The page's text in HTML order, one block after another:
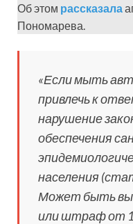
Об этом рассказала
Пономарева.
«Если мыть
привлечь к
нарушение
обеспечения
населения
Может быть
или штраф от